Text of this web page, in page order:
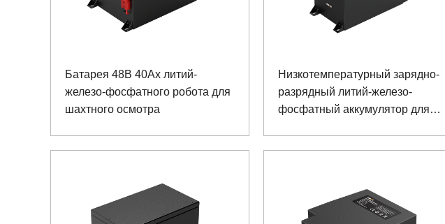
Батарея 48В 40Ах литий-
железо-фосфатного робота для
шахтного осмотра
Низкотемпературный зарядно-
разрядный литий-железо-
фосфатный аккумулятор для